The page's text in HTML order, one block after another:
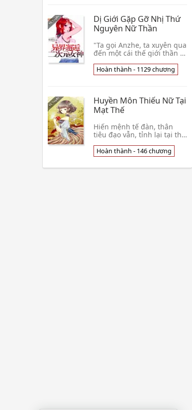
Dị Giới Gặp Gỡ Nhị Thứ
Nguyên Nữ Thần
"Ta gọi Anzhe, ta xuyên qua
đến một cái thế giới thần kỳ
một cái gọi Arturia
Pendragon nữ nhân, mọi
Hoàn thành - 1129 chương
Huyền Môn Thiếu Nữ Tại
Mạt Thế
Hiến mệnh tế đàn, thân
tiêu đạo vẫn, tỉnh lại tại thế
thiếu nữ trên thân. Phất
Hiểu nhìn trên đường
người đi đường 👦 Phao Trà
Hoàn thành - 146 chương